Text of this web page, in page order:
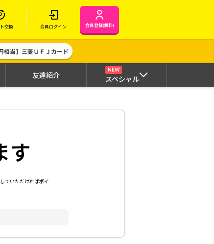
交換 会員ログイン 会員登録(無料)
相当】三菱ＵＦＪカード
友達紹介
NEW
スペシャル
す
ていただければポイ